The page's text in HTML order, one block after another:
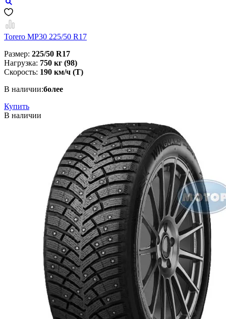
Torero MP30 225/50 R17
Размер: 225/50 R17
Нагрузка: 750 кг (98)
Скорость: 190 км/ч (T)
В наличии:более
Купить
В наличии